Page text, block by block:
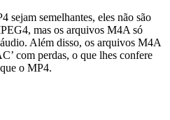
sejam semelhantes, eles não são
mas os arquivos M4A só
Além disso, os arquivos M4A
com perdas, o que lhes confere
o MP4.